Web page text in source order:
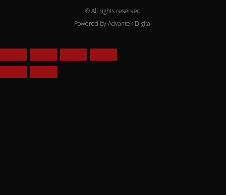
© All rights reserved
Powered by Advantek Digital